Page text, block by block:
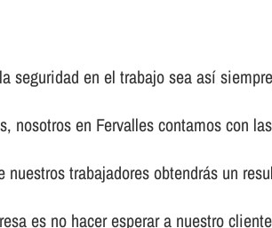
seguridad en el trabajo sea así­
nosotros en Fervalles contamos con
trabajadores obtendrás un
es no hacer esperar a nuestro